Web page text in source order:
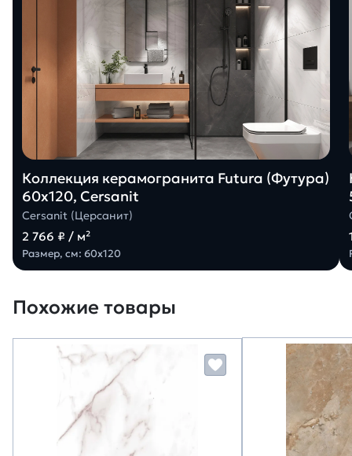
Коллекция керамогранита Futura (Футура)
60х120, Cersanit
Cersanit (Церсанит)
2 766 ₽ / м²
Размер, см: 60х120
Похожие товары